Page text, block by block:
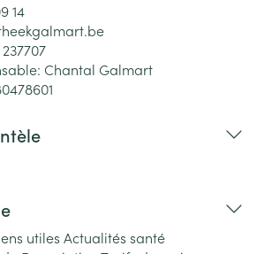
14
237707
Chantal Galmart
utiles Actualités santé